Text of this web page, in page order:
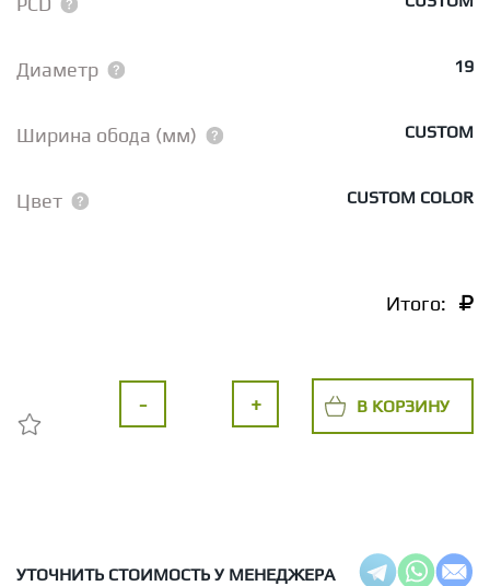
Диаметр 19
Ширина обода (мм) CUSTOM
Цвет CUSTOM COLOR
Итого:
- + В КОРЗИНУ
УТОЧНИТЬ СТОИМОСТЬ У МЕНЕДЖЕРА